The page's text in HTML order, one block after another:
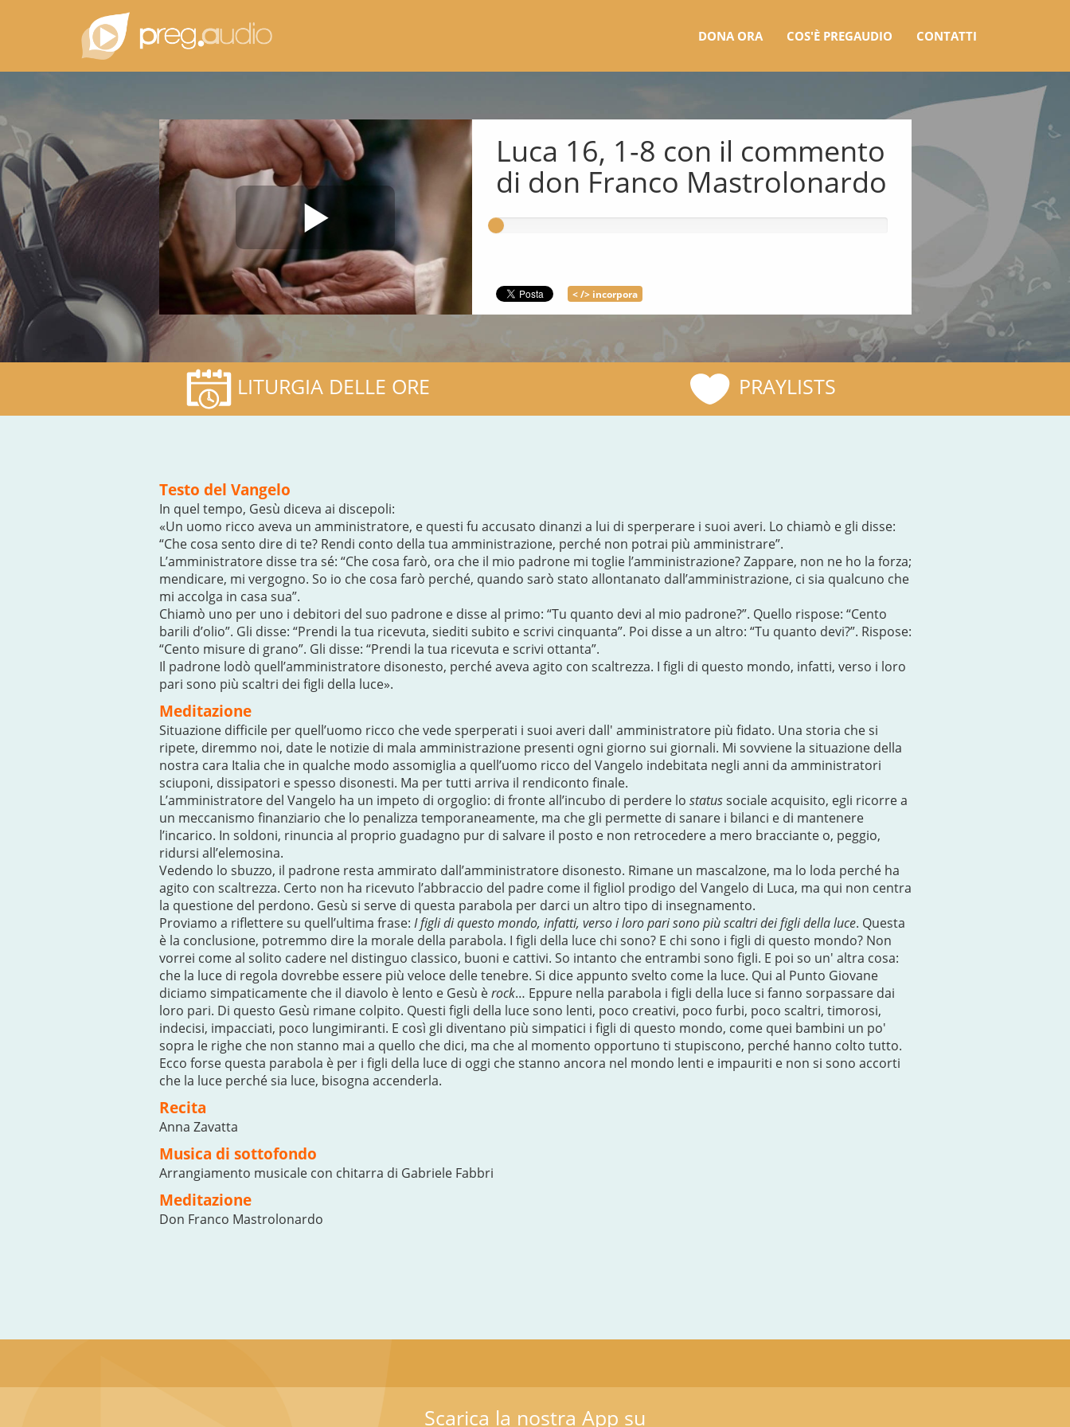
DONA ORA COS'È PREGAUDIO CONTATTI
Luca 16, 1-8 con il commento
di don Franco Mastrolonardo
< /> incorpora
LITURGIA DELLE ORE PRAYLISTS
Testo del Vangelo
In quel tempo, Gesù diceva ai discepoli:
«Un uomo ricco aveva un amministratore, e questi fu accusato dinanzi a lui di sperperare i suoi averi. Lo chiamò e gli disse:
“Che cosa sento dire di te? Rendi conto della tua amministrazione, perché non potrai più amministrare”.
L’amministratore disse tra sé: “Che cosa farò, ora che il mio padrone mi toglie l’amministrazione? Zappare, non ne ho la forza;
mendicare, mi vergogno. So io che cosa farò perché, quando sarò stato allontanato dall’amministrazione, ci sia qualcuno che
mi accolga in casa sua”.
Chiamò uno per uno i debitori del suo padrone e disse al primo: “Tu quanto devi al mio padrone?”. Quello rispose: “Cento
barili d’olio”. Gli disse: “Prendi la tua ricevuta, siediti subito e scrivi cinquanta”. Poi disse a un altro: “Tu quanto devi?”. Rispose:
“Cento misure di grano”. Gli disse: “Prendi la tua ricevuta e scrivi ottanta”.
Il padrone lodò quell’amministratore disonesto, perché aveva agito con scaltrezza. I figli di questo mondo, infatti, verso i loro
pari sono più scaltri dei figli della luce».
Meditazione
Situazione difficile per quell’uomo ricco che vede sperperati i suoi averi dall' amministratore più fidato. Una storia che si
ripete, diremmo noi, date le notizie di mala amministrazione presenti ogni giorno sui giornali. Mi sovviene la situazione della
nostra cara Italia che in qualche modo assomiglia a quell’uomo ricco del Vangelo indebitata negli anni da amministratori
sciuponi, dissipatori e spesso disonesti. Ma per tutti arriva il rendiconto finale.
L’amministratore del Vangelo ha un impeto di orgoglio: di fronte all’incubo di perdere lo statussociale acquisito, egli ricorre a
un meccanismo finanziario che lo penalizza temporaneamente, ma che gli permette di sanare i bilanci e di mantenere
l’incarico. In soldoni, rinuncia al proprio guadagno pur di salvare il posto e non retrocedere a mero bracciante o, peggio,
ridursi all’elemosina.
Vedendo lo sbuzzo, il padrone resta ammirato dall’amministratore disonesto. Rimane un mascalzone, ma lo loda perché ha
agito con scaltrezza. Certo non ha ricevuto l’abbraccio del padre come il figliol prodigo del Vangelo di Luca, ma qui non centra
la questione del perdono. Gesù si serve di questa parabola per darci un altro tipo di insegnamento.
Proviamo a riflettere su quell’ultima frase: I figli di questo mondo, infatti, verso i loro pari sono più scaltri dei figli della luce. Questa
è la conclusione, potremmo dire la morale della parabola. I figli della luce chi sono? E chi sono i figli di questo mondo? Non
vorrei come al solito cadere nel distinguo classico, buoni e cattivi. So intanto che entrambi sono figli. E poi so un' altra cosa:
che la luce di regola dovrebbe essere più veloce delle tenebre. Si dice appunto svelto come la luce. Qui al Punto Giovane
diciamo simpaticamente che il diavolo è lento e Gesù èrock… Eppure nella parabola i figli della luce si fanno sorpassare dai
loro pari. Di questo Gesù rimane colpito. Questi figli della luce sono lenti, poco creativi, poco furbi, poco scaltri, timorosi,
indecisi, impacciati, poco lungimiranti. E così gli diventano più simpatici i figli di questo mondo, come quei bambini un po'
sopra le righe che non stanno mai a quello che dici, ma che al momento opportuno ti stupiscono, perché hanno colto tutto.
Ecco forse questa parabola è per i figli della luce di oggi che stanno ancora nel mondo lenti e impauriti e non si sono accorti
che la luce perché sia luce, bisogna accenderla.
Recita
Anna Zavatta
Musica di sottofondo
Arrangiamento musicale con chitarra di Gabriele Fabbri
Meditazione
Don Franco Mastrolonardo
Scarica la nostra App su